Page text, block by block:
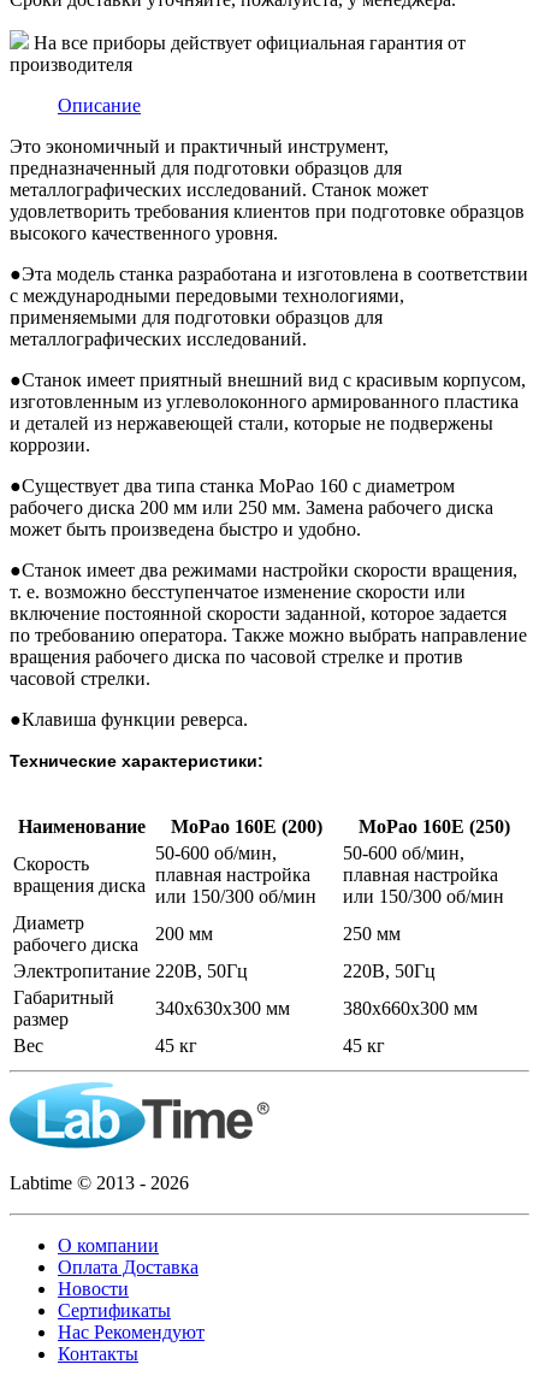
На все приборы действует официальная гарантия от
производителя
Описание
Это экономичный и практичный инструмент,
предназначенный для подготовки образцов для
металлографических исследований. Станок может
удовлетворить требования клиентов при подготовке образцов
высокого качественного уровня.
●Эта модель станка разработана и изготовлена в соответствии
с международными передовыми технологиями,
применяемыми для подготовки образцов для
металлографических исследований.
●Станок имеет приятный внешний вид с красивым корпусом,
изготовленным из углеволоконного армированного пластика
и деталей из нержавеющей стали, которые не подвержены
коррозии.
●Существует два типа станка MoPao 160 с диаметром
рабочего диска 200 мм или 250 мм. Замена рабочего диска
может быть произведена быстро и удобно.
●Станок имеет два режимами настройки скорости вращения,
т. е. возможно бесступенчатое изменение скорости или
включение постоянной скорости заданной, которое задается
по требованию оператора. Также можно выбрать направление
вращения рабочего диска по часовой стрелке и против
часовой стрелки.
●Клавиша функции реверса.
Технические характеристики:
Наименование MoPao 160E (200)
MoPao 160E (250)
Скорость
вращения диска
50-600 об/мин,
плавная настройка
или 150/300 об/мин
50-600 об/мин,
плавная настройка
или 150/300 об/мин
Диаметр
рабочего диска
200 мм
250 мм
Электропитание 220В, 50Гц
220В, 50Гц
Габаритный
размер
340x630x300 мм
380x660x300 мм
Вес
45 кг 45 кг
Labtime © 2013 - 2026
О компании
Оплата Доставка
Новости
Сертификаты
Нас Рекомендуют
Контакты